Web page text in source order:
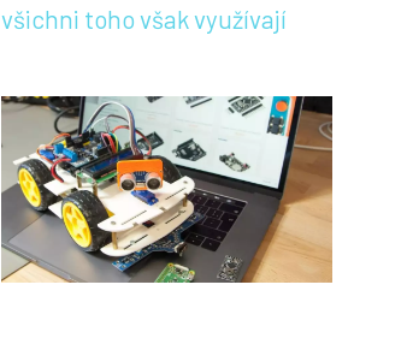
všichni toho však využívají